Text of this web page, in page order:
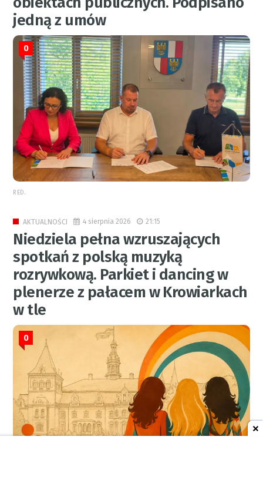
jedną z umów
0
RED.
AKTUALNOŚCI 4 sierpnia 2026 21:15
Niedziela pełna wzruszających
spotkań z polską muzyką
rozrywkową. Parkiet i dancing w
plenerze z pałacem w Krowiarkach
w tle
0